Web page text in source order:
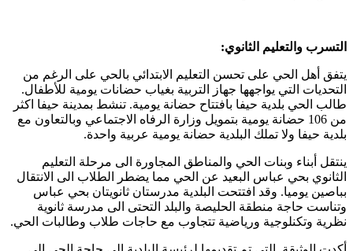
التسرب والتعليم الثانوي:
يتفق أهل الحي على تحسن التعليم الابتدائي بالحي على الرغم من
التحديات التي يواجهها جهاز التربية بغياب حضانات يومية للأطفال.
طالب الحي بلدية حيفا بافتتاح حضانة يومية. تنشط بمدينة حيفا اكثر
من 106 حضانة يومية بتمويل وزارة الرفاه الاجتماعي وبالتعاون مع
بلدية حيفا ولا تملك البلدية حضانة يومية عربية واحدة.
ينتقل أبناء وبنات الحي والمناطق المجاورة الى مرحلة التعليم
الثانوي بحي عباس البعيد عن الحي مما يضطر الطلاب الى الانتقال
بباصين يوميا. وقد افتتحت البلدية مدرستان ثانويتان بحي عباس
وتناست حاجة منطقة الحليصة والبلد التحتى الى مدرسة ثانوية
نظرية وتكنلوجية ورياضية تتجاوب مع حاجات طلاب وطالبات الحي.